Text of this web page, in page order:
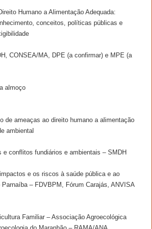
Humano a Alimentação Adequada:
conceitos, políticas públicas e
CONSEA/MA, DPE (a confirmar) e MPE (a
almoço
de ameaças ao direito humano a alimentação
ambiental
e conflitos fundiários e ambientais – SMDH
e os riscos à saúde pública e ao
– FDVBPM, Fórum Carajás, ANVISA
Familiar – Associação Agroecológica